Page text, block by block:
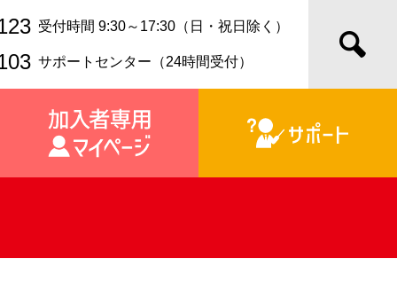
受付時間 9:30～17:30（日・祝日除く）
サポートセンター（24時間受付）